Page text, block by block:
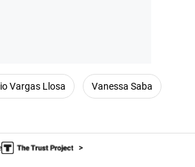
Vargas Llosa Vanessa Saba